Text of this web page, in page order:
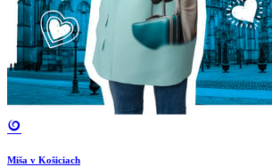
Miša v Košiciach